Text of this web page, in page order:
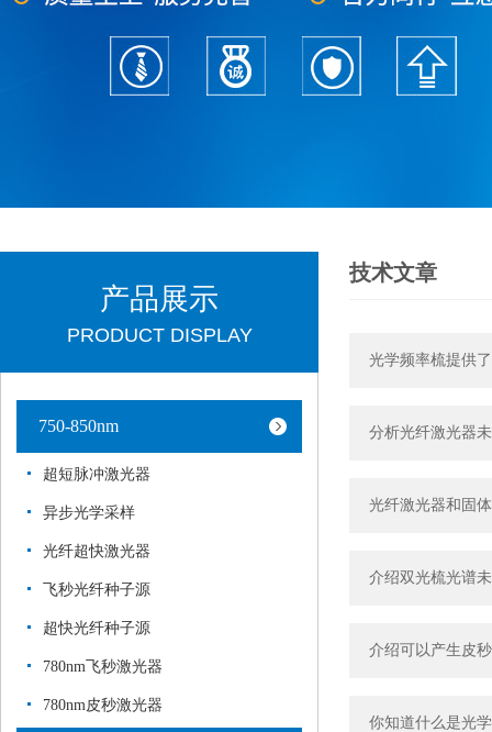
产品展示
PRODUCT DISPLAY
750-850nm
超短脉冲激光器
异步光学采样
光纤超快激光器
飞秒光纤种子源
超快光纤种子源
780nm飞秒激光器
780nm皮秒激光器
技术文章
光学频率梳提供
分析光纤激光器
光纤激光器和固
介绍双光梳光谱
介绍可以产生皮
你知道什么是光